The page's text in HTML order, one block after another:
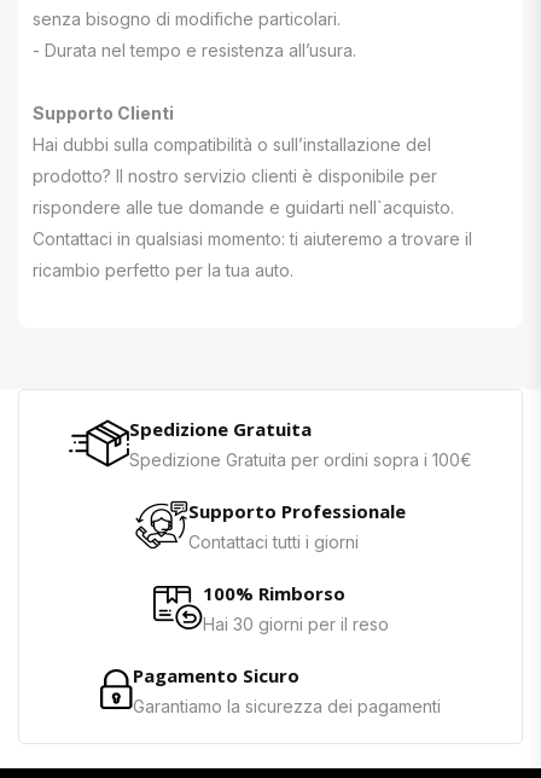
senza bisogno di modifiche particolari.
- Durata nel tempo e resistenza all’usura.
Supporto Clienti
Hai dubbi sulla compatibilità o sull’installazione del
prodotto? Il nostro servizio clienti è disponibile per
rispondere alle tue domande e guidarti nell`acquisto.
Contattaci in qualsiasi momento: ti aiuteremo a trovare il
ricambio perfetto per la tua auto.
Spedizione Gratuita
Spedizione Gratuita per ordini sopra i 100€
Supporto Professionale
Contattaci tutti i giorni
100% Rimborso
Hai 30 giorni per il reso
Pagamento Sicuro
Garantiamo la sicurezza dei pagamenti